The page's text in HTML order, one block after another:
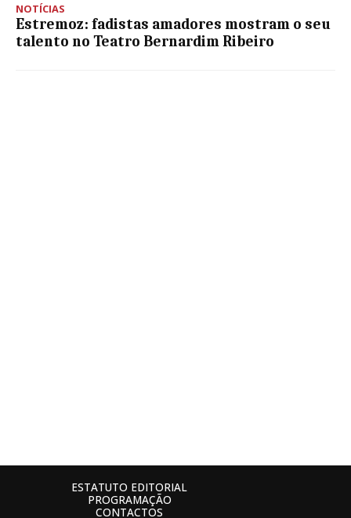
NOTÍCIAS
Estremoz: fadistas amadores mostram o seu
talento no Teatro Bernardim Ribeiro
ESTATUTO EDITORIAL
PROGRAMAÇÃO
CONTACTOS